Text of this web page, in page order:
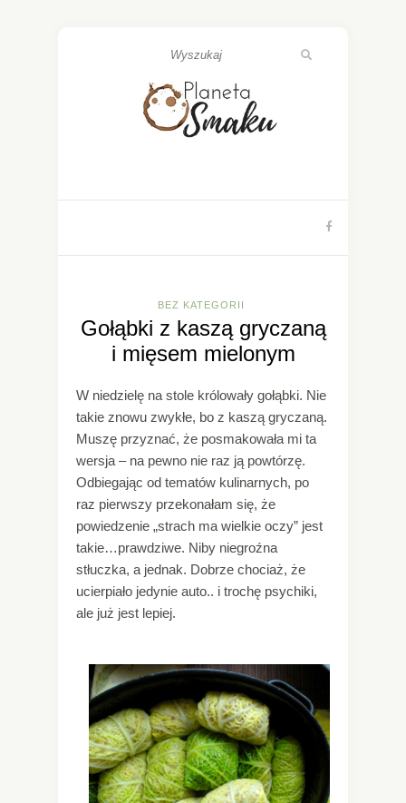
BEZ KATEGORII
Gołąbki z kaszą gryczaną
i mięsem mielonym
W niedzielę na stole królowały gołąbki. Nie
takie znowu zwykłe, bo z kaszą gryczaną.
Muszę przyznać, że posmakowała mi ta
wersja – na pewno nie raz ją powtórzę.
Odbiegając od tematów kulinarnych, po
raz pierwszy przekonałam się, że
powiedzenie „strach ma wielkie oczy” jest
takie…prawdziwe. Niby niegroźna
stłuczka, a jednak. Dobrze chociaż, że
ucierpiało jedynie auto.. i trochę psychiki,
ale już jest lepiej.